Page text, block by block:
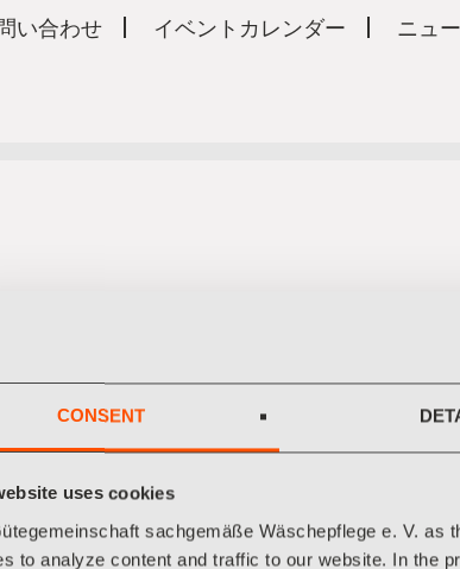
CONSENT
uses cookies
sachgemäße Wäschepflege e. V.
to analyze content and traffic to our website. In the
い合わせ イベントカレンダー ニュ
著作権
following sources have been used: